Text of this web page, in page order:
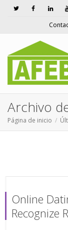
Archivo
Página de inicio
Online
Recognize